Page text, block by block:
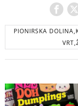
PIONIRSKA